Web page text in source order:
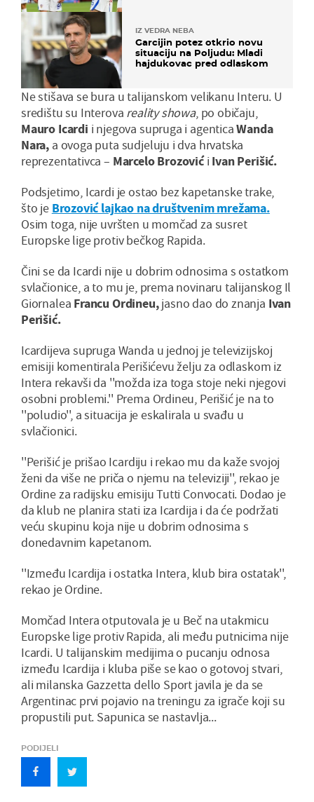
IZ VEDRA NEBA
Garcijin potez otkrio novu
situaciju na Poljudu: Mladi
hajdukovac pred odlaskom
Ne stišava se bura u talijanskom velikanu Interu. U
središtu su Interova reality showa, po običaju,
Mauro Icardi i njegova supruga i agenticaWanda
Nara, a ovoga puta sudjeluju i dva hrvatska
reprezentativca – Marcelo Brozovići Ivan Perišić.
Podsjetimo, Icardi je ostao bez kapetanske trake,
što je Brozović lajkao na društvenim mrežama.
Osim toga, nije uvršten u momčad za susret
Europske lige protiv bečkog Rapida.
Čini se da Icardi nije u dobrim odnosima s ostatkom
svlačionice, a to mu je, prema novinaru talijanskog Il
Giornalea Francu Ordineu,jasno dao do znanja Ivan
Perišić.
Icardijeva supruga Wanda u jednoj je televizijskoj
emisiji komentirala Perišićevu želju za odlaskom iz
Intera rekavši da ''možda iza toga stoje neki njegovi
osobni problemi.'' Prema Ordineu, Perišić je na to
''poludio'', a situacija je eskalirala u svađu u
svlačionici.
''Perišić je prišao Icardiju i rekao mu da kaže svojoj
ženi da više ne priča o njemu na televiziji'', rekao je
Ordine za radijsku emisiju Tutti Convocati. Dodao je
da klub ne planira stati iza Icardija i da će podržati
veću skupinu koja nije u dobrim odnosima s
donedavnim kapetanom.
''Između Icardija i ostatka Intera, klub bira ostatak'',
rekao je Ordine.
Momčad Intera otputovala je u Beč na utakmicu
Europske lige protiv Rapida, ali među putnicima nije
Icardi. U talijanskim medijima o pucanju odnosa
između Icardija i kluba piše se kao o gotovoj stvari,
ali milanska Gazzetta dello Sport javila je da se
Argentinac prvi pojavio na treningu za igrače koji su
propustili put. Sapunica se nastavlja...
PODIJELI